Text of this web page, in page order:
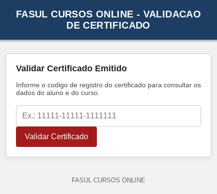
FASUL CURSOS ONLINE - VALIDACAO
DE CERTIFICADO
Validar Certificado Emitido
Informe o codigo de registro do certificado para consultar os
dados do aluno e do curso.
Validar Certificado
FASUL CURSOS ONLINE